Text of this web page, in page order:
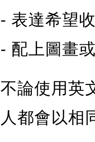
- 表達希望
- 配上圖畫
不論使用英
人都會以相